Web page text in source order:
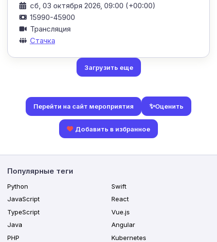
сб, 03 октября 2026, 09:00 (+00:00)
15990-45900
Трансляция
Стачка
Загрузить еще
Перейти на сайт мероприятия ✨Оценить
Добавить в избранное
Популярные теги
Python
JavaScript
TypeScript
Java
PHP
Swift
React
Vue.js
Angular
Kubernetes